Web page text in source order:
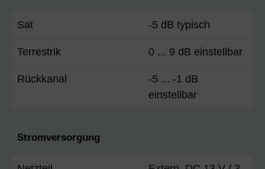
Sat -5 dB typisch
Terrestrik 0 ... 9 dB einstellbar
Rückkanal
-5 ... -1 dB
einstellbar
Stromversorgung